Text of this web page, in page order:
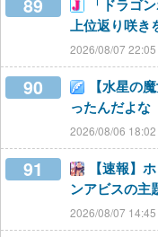
89
「ドラゴ
上位返り咲き
2026/08/07 22:05
90
【水星の
ったんだよな
2026/08/06 18:02
91
【速報】
ンアビスの主
2026/08/07 14:45